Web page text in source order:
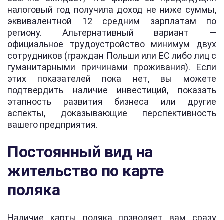
налоговый год получила доход не ниже суммы,
эквивалентной 12 средним зарплатам по
региону. Альтернативный вариант —
официальное трудоустройство минимум двух
сотрудников (граждан Польши или ЕС либо лиц с
гуманитарными причинами проживания). Если
этих показателей пока нет, вы можете
подтвердить наличие инвестиций, показать
этапность развития бизнеса или другие
аспекты, доказывающие перспективность
вашего предприятия.
Постоянный вид на
жительство по карте
поляка
Наличие карты поляка позволяет вам сразу